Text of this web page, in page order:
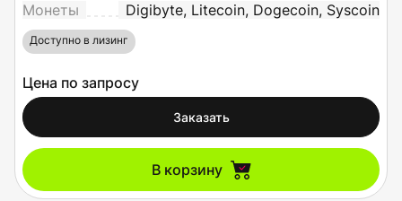
Монеты
Digibyte, Litecoin, Dogecoin, Syscoin
Доступно в лизинг
Цена по запросу
Заказать
В корзину